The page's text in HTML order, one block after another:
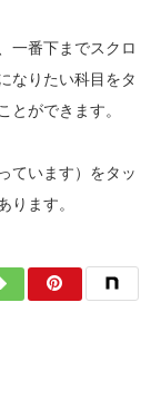
一番下までスクロ
なりたい科目をタ
とができます。
ています）をタッ
ります。